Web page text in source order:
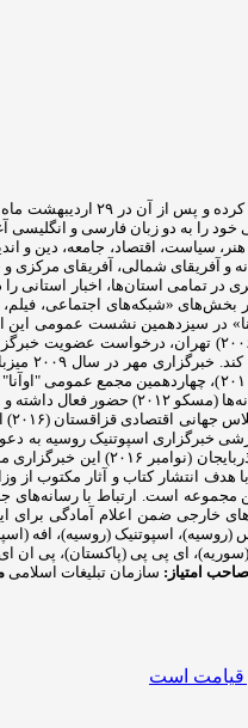
سیاست، اقتصاد، جامعه، دین
آفریقای شمالی، آفریقای مرکزی
منطقه‌ای در سطح کشور دسته بندی نموده است که شامل مناطق «شمال، شرق، غرب، جنوب و مرکز»
(۲۰۰۷) در جاکارتا اعضای این گروه ضمن بررسی
سال ۱۳۹۰ مجوز انتشارات رسانه مهر را
خارجی ضمن اعلام آمادگی برای
اسپوتنیک (روسیه)، افه
(سوریه)، ای پی پی (پاکستان)،
صاحب امتیاز: سازمان تبلیغات اسلامی